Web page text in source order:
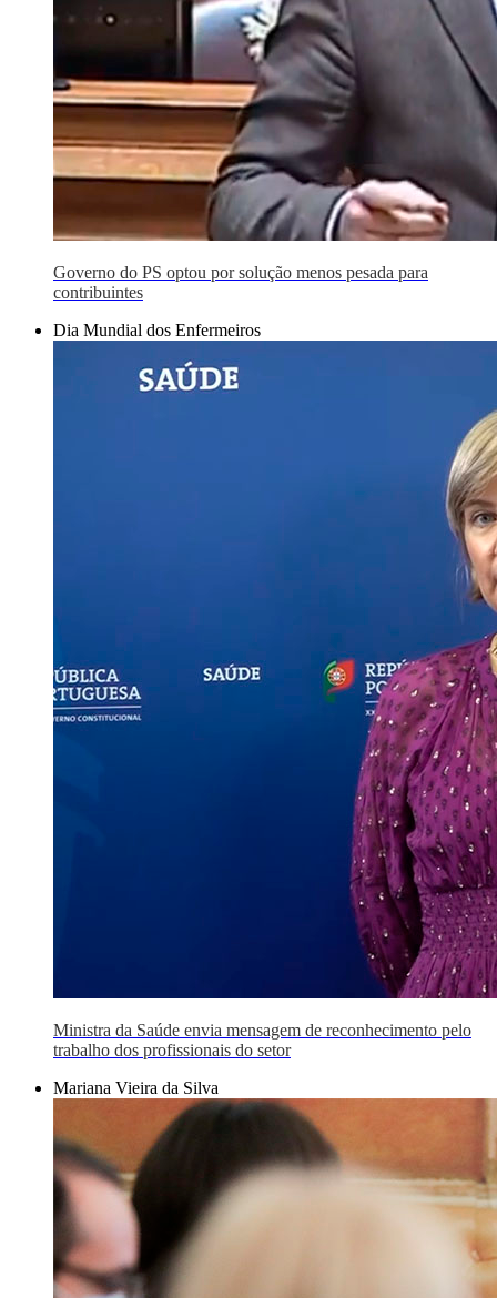
Governo do PS optou por solução menos pesada para
contribuintes
Dia Mundial dos Enfermeiros
Ministra da Saúde envia mensagem de reconhecimento pelo
trabalho dos profissionais do setor
Mariana Vieira da Silva